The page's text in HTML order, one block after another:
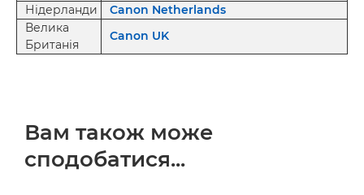
Нідерланди
Canon Netherlands
Велика
Британія
Canon UK
Вам також може
сподобатися...